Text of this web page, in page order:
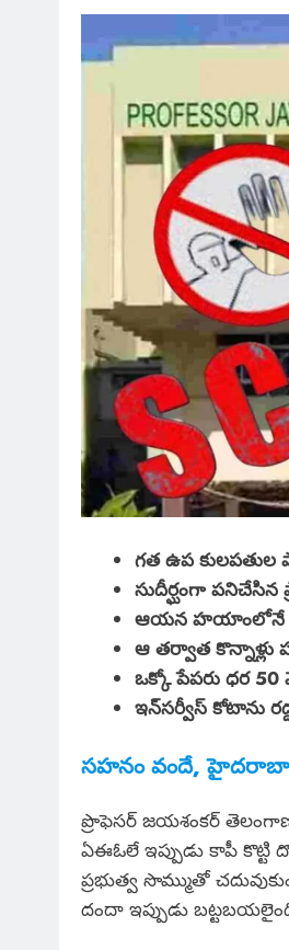
గత ఉప
సుదీర్ఘంగా పనిచేసిన
ఆయన హయాంలోనే
ఆ తర్వాత
ఒక్కో పేపరు ధర 50
ఇన్‌సర్వీస్ కోటాను
సహనం వందే,
ప్రొఫెసర్ జయశంకర్
ఏఈఓలే ఇప్పుడు కాపీ కొట్టి
ప్రభుత్వ సొమ్ముతో
దందా ఇప్పుడు